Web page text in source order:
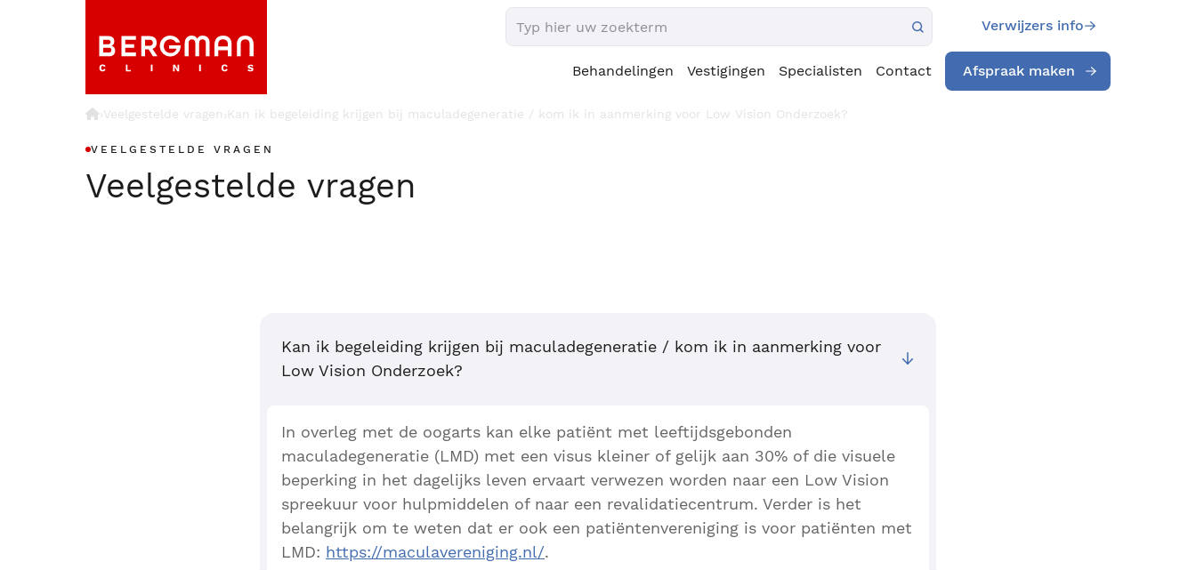
Verwijzers info
Behandelingen Vestigingen Specialisten Contact Afspraak maken
›Veelgestelde vragen›Kan ik begeleiding krijgen bij maculadegeneratie / kom ik in aanmerking voor Low Vision Onderzoek?
VEELGESTELDE VRAGEN
Veelgestelde vragen
Kan ik begeleiding krijgen bij maculadegeneratie / kom ik in aanmerking voor
Low Vision Onderzoek?
In overleg met de oogarts kan elke patiënt met leeftijdsgebonden
maculadegeneratie (LMD) met een visus kleiner of gelijk aan 30% of die visuele
beperking in het dagelijks leven ervaart verwezen worden naar een Low Vision
spreekuur voor hulpmiddelen of naar een revalidatiecentrum. Verder is het
belangrijk om te weten dat er ook een patiëntenvereniging is voor patiënten met
LMD: https://maculavereniging.nl/.